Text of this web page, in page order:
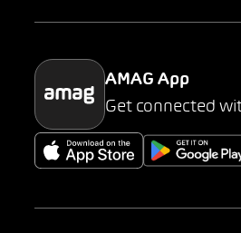
Parking
AMAG App
Get connected